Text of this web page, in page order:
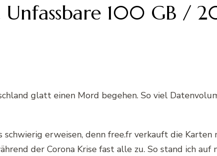
Unfassbare 100 GB /
glatt einen Mord begehen. So viel
erweisen, denn free.fr verkauft die
der Corona Krise fast alle zu. So stand ich auf